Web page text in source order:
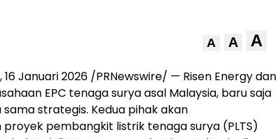
A A A
16 Januari 2026 /PRNewswire/ — Risen Energy dan
EPC tenaga surya asal Malaysia, baru saja
strategis. Kedua pihak akan
pembangkit listrik tenaga surya (PLTS)